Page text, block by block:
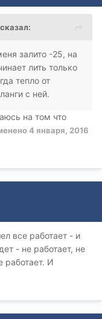
залито -25, на
лить только
тепло от
с ней.
на том что
4 января, 2016
все работает - и
- не работает, не
работает. И